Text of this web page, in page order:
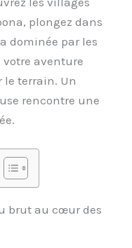
plongez dans
dominée par les
votre aventure
le terrain. Un
rencontre une
brut au cœur des